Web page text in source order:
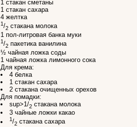
1 стакан сметаны
1 стакан сахара
4 желтка
1/2стакана молока
1 пол-литровая банка муки
1/2пакетика ванилина
½ чайная ложка соды
1 чайная ложка лимонного сока
Для крема:
4 белка
1 стакан сахара
2 стакана очищенных орехов
Для помадки:
sup>1/2стакана молока
3 чайные ложки какао
1/2стакана сахара